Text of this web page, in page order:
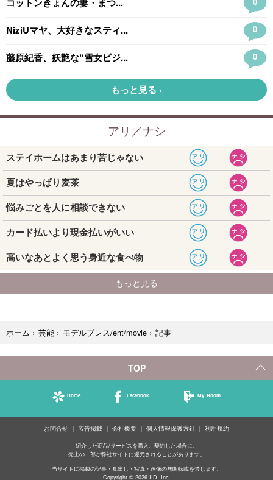
ホーム › 芸能 › モデルプレス/ent/movie › 記事
TOP
Home Facebook My Room
お問合せ 広告掲載 会社概要 個人情報保護方針 利用規約
紹介した商品/サービスを購入、契約した場合に、
売上の一部が弊社サイトに還元されることがあります。
当サイトに掲載の記事・見出し・写真・画像の無断転載を禁じます。
Copyright © 2026 IID, Inc.